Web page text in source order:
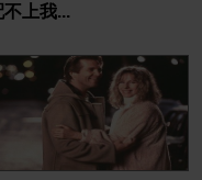
上我...